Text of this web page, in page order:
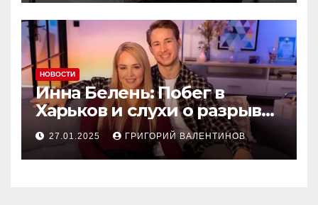
НОВОСТИ
Инна Белень: Побег в
Харьков и слухи о разрыве
с Александром Терёном
27.01.2025 ГРИГОРИЙ ВАЛЕНТИНОВ